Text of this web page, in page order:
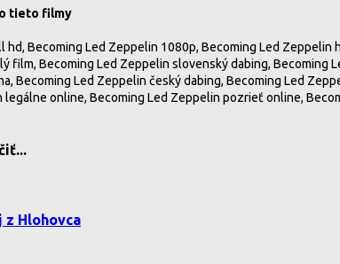
tieto filmy
hd, Becoming Led Zeppelin 1080p, Becoming Led
film, Becoming Led Zeppelin slovenský dabing,
Becoming Led Zeppelin český dabing, Becoming Led
legálne online, Becoming Led Zeppelin pozrieť online,
z Hlohovca